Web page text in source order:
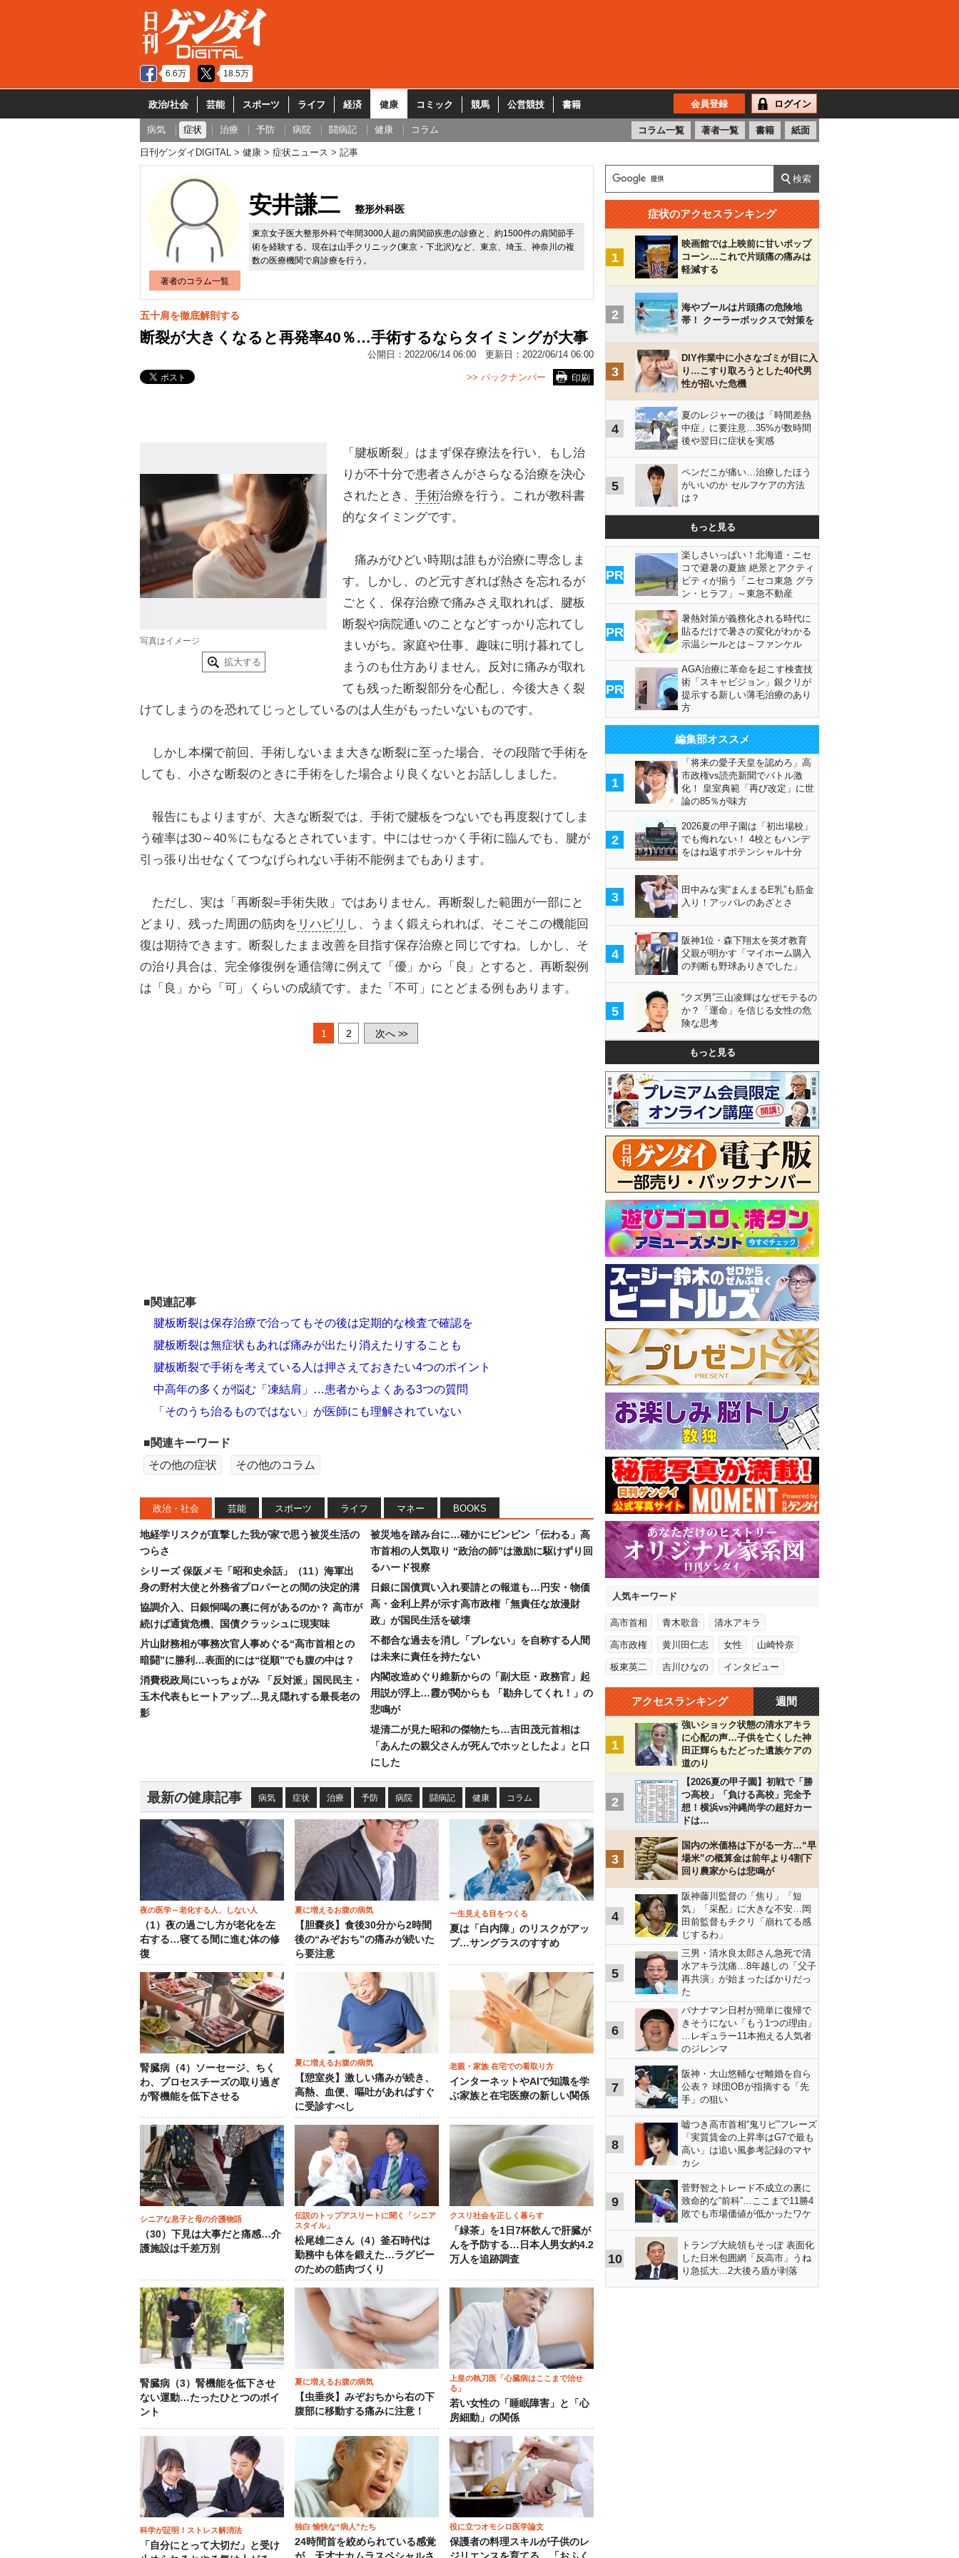
6.6万 18.5万
政治/社会 芸能 スポーツ ライフ 経済 健康 コミック 競馬 公営競技 書籍 会員登録 ログイン
病気 症状 治療 予防 病院 闘病記 健康 コラム コラム一覧 著者一覧 書籍 紙面
日刊ゲンダイDIGITAL 健康 症状ニュース 記事
著者のコラム一覧
安井謙二 整形外科医
東京女子医大整形外科で年間3000人超の肩関節疾患の診療と、約1500件の肩関節手
術を経験する。現在は山手クリニック(東京・下北沢)など、東京、埼玉、神奈川の複
数の医療機関で肩診療を行う。
五十肩を徹底解剖する
断裂が大きくなると再発率40％…手術するならタイミングが大事
公開日： 2022/06/14 06:00 更新日： 2022/06/14 06:00
印刷
>> バックナンバー
写真はイメージ
拡大する
「腱板断裂」はまず保存療法を行い、もし治
りが不十分で患者さんがさらなる治療を決心
されたとき、 手術治療を行う。これが教科書
的なタイミングです。
痛みがひどい時期は誰もが治療に専念しま
す。しかし、のど元すぎれば熱さを忘れるが
ごとく、保存治療で痛みさえ取れれば、腱板
断裂や病院通いのことなどすっかり忘れてし
まいがち。家庭や仕事、趣味に明け暮れてし
まうのも仕方ありません。反対に痛みが取れ
ても残った断裂部分を心配し、今後大きく裂
けてしまうのを恐れてじっとしているのは人生がもったいないものです。
しかし本欄で前回、手術しないまま大きな断裂に至った場合、その段階で手術を
しても、小さな断裂のときに手術をした場合より良くないとお話ししました。
報告にもよりますが、大きな断裂では、手術で腱板をつないでも再度裂けてしま
う確率は30～40％にもなるとされています。中にはせっかく手術に臨んでも、腱が
引っ張り出せなくてつなげられない手術不能例までもあります。
ただし、実は「再断裂=手術失敗」ではありません。再断裂した範囲が一部にと
どまり、残った周囲の筋肉を リハビリ し、うまく鍛えられれば、そこそこの機能回
復は期待できます。断裂したまま改善を目指す保存治療と同じですね。しかし、そ
の治り具合は、完全修復例を通信簿に例えて「優」から「良」とすると、再断裂例
は「良」から「可」くらいの成績です。また「不可」にとどまる例もあります。
1 2 次へ >>
■関連記事
腱板断裂は保存治療で治ってもその後は定期的な検査で確認を
腱板断裂は無症状もあれば痛みが出たり消えたりすることも
腱板断裂で手術を考えている人は押さえておきたい4つのポイント
中高年の多くが悩む「凍結肩」…患者からよくある3つの質問
「そのうち治るものではない」が医師にも理解されていない
■関連キーワード
その他の症状
その他のコラム
政治・社会 芸能 スポーツ ライフ マネー BOOKS
地経学リスクが直撃した我が家で思う被災生活の
つらさ
シリーズ 保阪メモ「昭和史余話」（11）海軍出
身の野村大使と外務省プロパーとの間の決定的溝
協調介入、日銀恫喝の裏に何があるのか？ 高市が
続けば通貨危機、国債クラッシュに現実味
片山財務相が事務次官人事めぐる“高市首相との
暗闘”に勝利…表面的には“従順”でも腹の中は？
消費税政局にいっちょがみ 「反対派」国民民主・
玉木代表もヒートアップ…見え隠れする最長老の
影
被災地を踏み台に…確かにビンビン「伝わる」高
市首相の人気取り “政治の師”は激励に駆けずり回
るハード視察
日銀に国債買い入れ要請との報道も…円安・物価
高・金利上昇が示す高市政権「無責任な放漫財
政」が国民生活を破壊
不都合な過去を消し「ブレない」を自称する人間
は未来に責任を持たない
内閣改造めぐり維新からの「副大臣・政務官」起
用説が浮上…霞が関からも 「勘弁してくれ！」の
悲鳴が
堤清二が見た昭和の傑物たち…吉田茂元首相は
「あんたの親父さんが死んでホッとしたよ」と口
にした
最新の健康記事 病気 症状 治療 予防 病院 闘病記 健康 コラム
夜の医学～老化する人、しない人
（1）夜の過ごし方が老化を左
右する…寝てる間に進む体の修
復
夏に増えるお腹の病気
【胆嚢炎】食後30分から2時間
後の“みぞおち”の痛みが続いた
ら要注意
一生見える目をつくる
夏は「白内障」のリスクがアッ
プ…サングラスのすすめ
腎臓病（4）ソーセージ、ちく
わ、プロセスチーズの取り過ぎ
が腎機能を低下させる
夏に増えるお腹の病気
【憩室炎】激しい痛みが続き、
高熱、血便、嘔吐があればすぐ
に受診すべし
老親・家族 在宅での看取り方
インターネットやAIで知識を学
ぶ家族と在宅医療の新しい関係
シニアな息子と母の介護物語
（30）下見は大事だと痛感…介
護施設は千差万別
伝説のトップアスリートに聞く「シニア
スタイル」
松尾雄二さん（4）釜石時代は
勤務中も体を鍛えた…ラグビー
のための筋肉づくり
クスリ社会を正しく暮らす
「緑茶」を1日7杯飲んで肝臓が
んを予防する…日本人男女約4.2
万人を追跡調査
腎臓病（3）腎機能を低下させ
ない運動…たったひとつのポイ
ント
夏に増えるお腹の病気
【虫垂炎】みぞおちから右の下
腹部に移動する痛みに注意！
上皇の執刀医「心臓病はここまで治せ
る」
若い女性の「睡眠障害」と「心
房細動」の関係
科学が証明！ストレス解消法
「自分にとって大切だ」と受け
独白 愉快な“病人”たち
24時間首を絞められている感覚
役に立つオモシロ医学論文
保護者の料理スキルが子供のレ
症状のアクセスランキング
1
映画館では上映前に甘いポップ
コーン…これで片頭痛の痛みは
軽減する
2
海やプールは片頭痛の危険地
帯！ クーラーボックスで対策を
3
DIY作業中に小さなゴミが目に入
り…こすり取ろうとした40代男
性が招いた危機
4
夏のレジャーの後は「時間差熱
中症」に要注意…35%が数時間
後や翌日に症状を実感
5
ペンだこが痛い…治療したほう
がいいのか セルフケアの方法
は？
もっと見る
PR
楽しさいっぱい！北海道・ニセ
コで避暑の夏旅 絶景とアクティ
ビティが揃う「ニセコ東急 グラ
ン・ヒラフ」～東急不動産
PR
暑熱対策が義務化される時代に
貼るだけで暑さの変化がわかる
示温シールとは～ファンケル
PR
AGA治療に革命を起こす検査技
術「スキャビジョン」銀クリが
提示する新しい薄毛治療のあり
方
編集部オススメ
1
「将来の愛子天皇を認めろ」高
市政権vs読売新聞でバトル激
化！ 皇室典範「再び改定」に世
論の85％が味方
2
2026夏の甲子園は「初出場校」
でも侮れない！ 4校ともハンデ
をはね返すポテンシャル十分
3
田中みな実“まんまるE乳”も筋金
入り！アッパレのあざとさ
4
阪神1位・森下翔太を英才教育
父親が明かす「マイホーム購入
の判断も野球ありきでした」
5
“クズ男”三山凌輝はなぜモテるの
か？「運命」を信じる女性の危
険な思考
もっと見る
人気キーワード
高市首相 青木歌音 清水アキラ
高市政権 黄川田仁志 女性 山崎怜奈
板東英二 吉川ひなの インタビュー
アクセスランキング 週間
1
強いショック状態の清水アキラ
に心配の声…子供を亡くした神
田正輝らもたどった遺族ケアの
道のり
2
【2026夏の甲子園】初戦で「勝
つ高校」「負ける高校」完全予
想！横浜vs沖縄尚学の超好カー
ドは…
3
国内の米価格は下がる一方…“早
場米”の概算金は前年より4割下
回り農家からは悲鳴が
4
阪神藤川監督の「焦り」「短
気」「采配」に大きな不安…岡
田前監督もチクリ「崩れてる感
じするわ」
5
三男・清水良太郎さん急死で清
水アキラ沈痛…8年越しの「父子
再共演」が始まったばかりだっ
た
6
バナナマン日村が簡単に復帰で
きそうにない「もう1つの理由」
…レギュラー11本抱える人気者
のジレンマ
7
阪神・大山悠輔なぜ離婚を自ら
公表？ 球団OBが指摘する「先
手」の狙い
8
嘘つき高市首相“鬼リピ”フレーズ
「実質賃金の上昇率はG7で最も
高い」は追い風参考記録のマヤ
カシ
9
菅野智之トレード不成立の裏に
致命的な“前科”…ここまで11勝4
敗でも市場価値が低かったワケ
10
トランプ大統領もそっぽ 表面化
した日米包囲網「反高市」うね
り急拡大…2大後ろ盾が剥落